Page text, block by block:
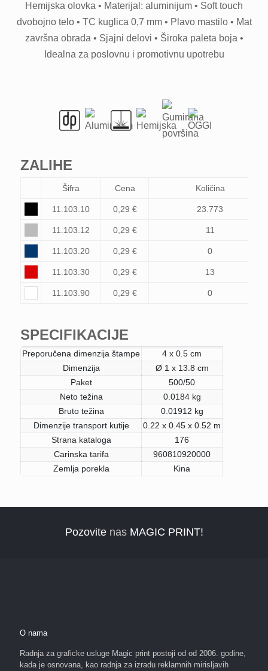
Hemijska olovka • Materijal: aluminijum • Soft touch
dvobojno telo • TC kuglica 0,7 mm • Plavo mastilo • Mat
završna obrada • Sjajni delovi • Široka paleta boja •
Idealna za poslovnu i promotivnu upotrebu
ZALIHE
Šifra Cena Količina
11.103.10 0,29 € 23.773
11.103.12 0,29 € 11
11.103.20 0,29 € 0
11.103.30 0,29 € 13
11.103.90 0,29 € 0
SPECIFIKACIJE
Preporučena dimenzija štampe
4 x 0.5 cm
Dimenzija
Ø 1 x 13.8 cm
Paket
500/50
Neto težina
0.0184 kg
Bruto težina
0.01912 kg
Dimenzije transport kutije
0.22 x 0.45 x 0.52 m
Strana kataloga
176
Carinska tarifa
960810920000
Zemlja porekla
Kina
Pozovite nas MAGIC PRINT!
O nama
Radnja za graficke usluge Magic print postoji od od 2006. godine,
kada je osnovana, kao radnja za izradu reklamnih mirisljavih